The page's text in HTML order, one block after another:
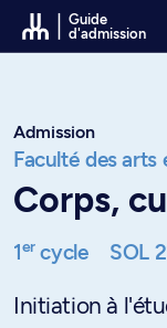
Passer au contenu
Guide
d'admission
Admission
Faculté des arts
Corps,
1ercycle SOL
Initiation à